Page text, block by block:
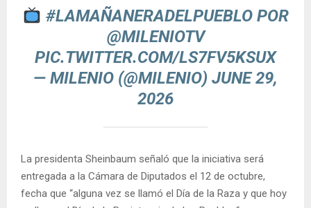
#LAMAÑANERADELPUEBLOPOR
@MILENIOTV
PIC.TWITTER.COM/LS7FV5KSUX
— MILENIO (@MILENIO) JUNE 29,
2026
La presidenta Sheinbaum señaló que la iniciativa será
entregada a la Cámara de Diputados el 12 de octubre,
fecha que “alguna vez se llamó el Día de la Raza y que hoy